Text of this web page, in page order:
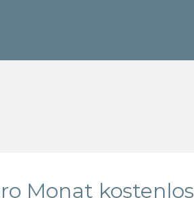
Monat kostenlos